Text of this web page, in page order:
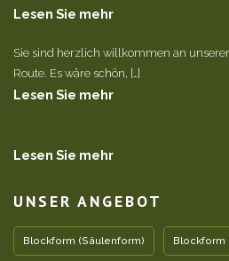
Lesen Sie mehr
Sie sind herzlich willkommen an
Route. Es wäre schön, […]
Lesen Sie mehr
Lesen Sie mehr
UNSER ANGEBOT
Blockform (Säulenform) Blockform